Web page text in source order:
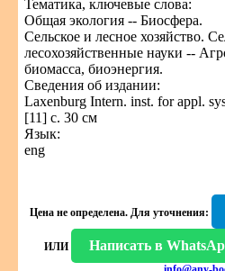
Тематика, ключевые слова:
Общая экология -- Биосфера.
Сельское и лесное хозяйство.
лесохозяйственные науки --
биомасса, биоэнергия.
Сведения об издании:
Laxenburg Intern. inst. for appl.
[11] с. 30 см
Язык:
eng
Цена не определена. Для уточнения:
ИЛИ Написать в